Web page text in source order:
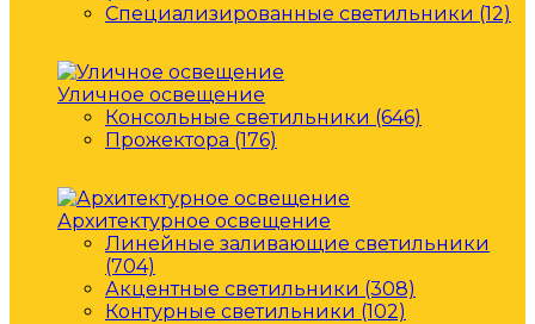
Специализированные светильники (12)
Уличное освещение
Консольные светильники (646)
Прожектора (176)
Архитектурное освещение
Линейные заливающие светильники
(704)
Акцентные светильники (308)
Контурные светильники (102)